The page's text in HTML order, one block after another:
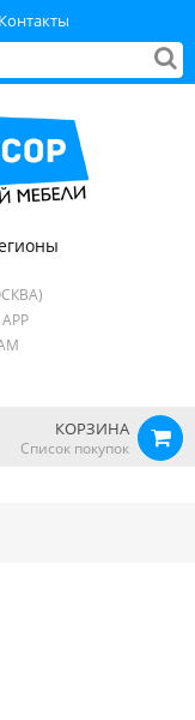
Контакты
КОРЗИНА
Список покупок